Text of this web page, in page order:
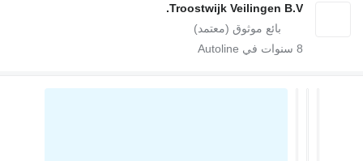
Troostwijk Veilingen B.V.
8 سنوات في Autoline